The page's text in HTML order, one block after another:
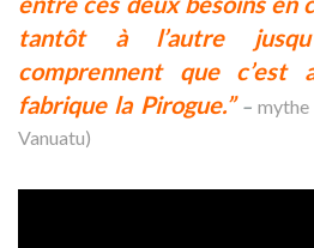
tantôt à l’autre
comprennent que c’est
fabrique la Pirogue.”–
Vanuatu)